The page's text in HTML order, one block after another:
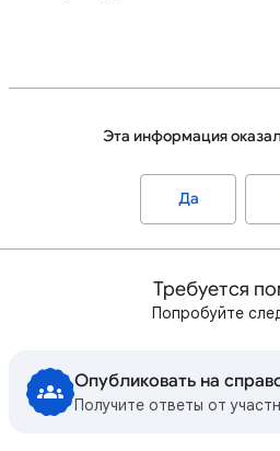
Эта информация
Да
Требуется
Попробуйте
Опубликовать на
Получите ответы от